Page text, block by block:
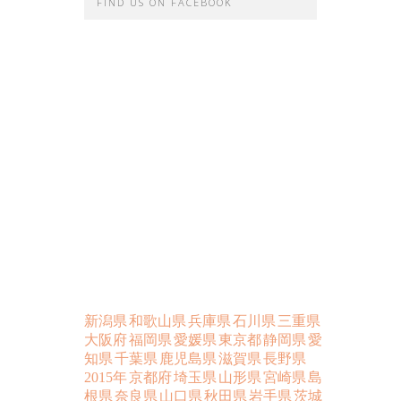
新潟県和歌山県兵庫県石川県 三重県
大阪府福岡県愛媛県東京都静岡県愛
知県千葉県 鹿児島県滋賀県長野県
2015年京都府埼玉県 山形県宮崎県島
根県奈良県 山口県秋田県岩手県茨城